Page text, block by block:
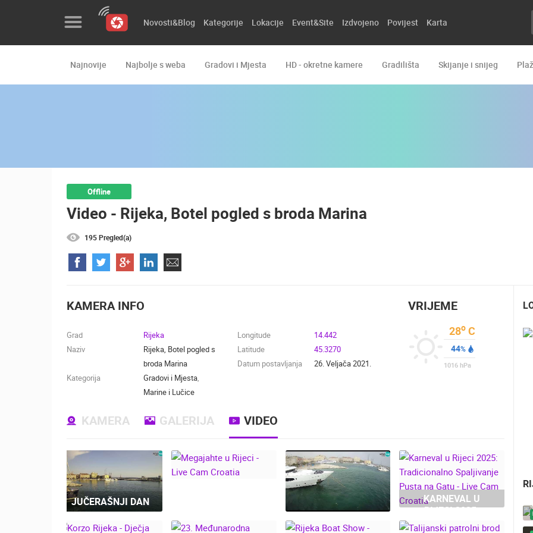
Izdvojeno
Povijest
Karta
NAMA,
NAGRADE I
DONACIJE
KAMERE
TERMS OF
PRIVACY
POLICY
BANERI
Novosti&Blog Kategorije Lokacije Event&Site Izdvojeno Povijest Karta
Najnovije Najbolje s weba Gradovi i Mjesta HD - okretne kamere Gradilišta Skijanje i snijeg
UŽIVO 0 GLEDATELJ(A)
Offline
Video - Rijeka, Botel pogled s broda Marina
195 Pregled(a)
KAMERA INFO
Grad
Rijeka
Naziv
Rijeka, Botel pogled s
broda Marina
Kategorija
Gradovi i Mjesta,
Marine i Lučice
Longitude
14.442
Latitude
45.3270
Datum postavljanja
26. Veljača 2021.
VRIJEME
28o C
44%
1016 hPa
KAMERA GALERIJA VIDEO
JUČERAŠNJI DAN
CROATIA
KARNEVAL U
RIJECI 2025:
TRADICIONALNO